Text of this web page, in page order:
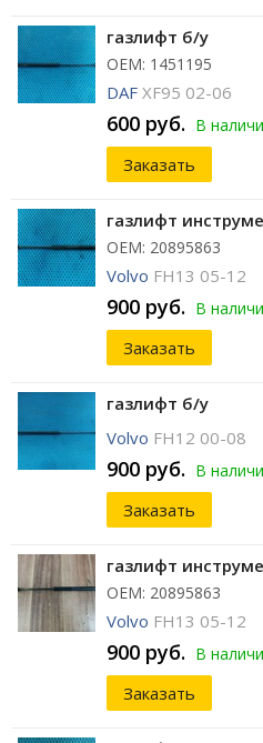
газлифт б/у
ОЕМ: 1451195
DAF XF95 02-06
600 руб. В
Заказать
газлифт
ОЕМ: 20895863
Volvo FH13 05-12
900 руб. В
Заказать
газлифт б/у
Volvo FH12 00-08
900 руб. В
Заказать
газлифт
ОЕМ: 20895863
Volvo FH13 05-12
900 руб. В
Заказать